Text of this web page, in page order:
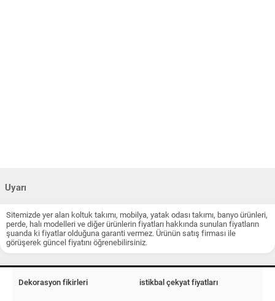
Uyarı
Sitemizde yer alan koltuk takımı, mobilya, yatak odası takımı, banyo ürünleri,
perde, halı modelleri ve diğer ürünlerin fiyatları hakkında sunulan fiyatların
şuanda ki fiyatlar olduğuna garanti vermez. Ürünün satış firması ile
görüşerek güncel fiyatını öğrenebilirsiniz.
Dekorasyon fikirleri istikbal çekyat fiyatları